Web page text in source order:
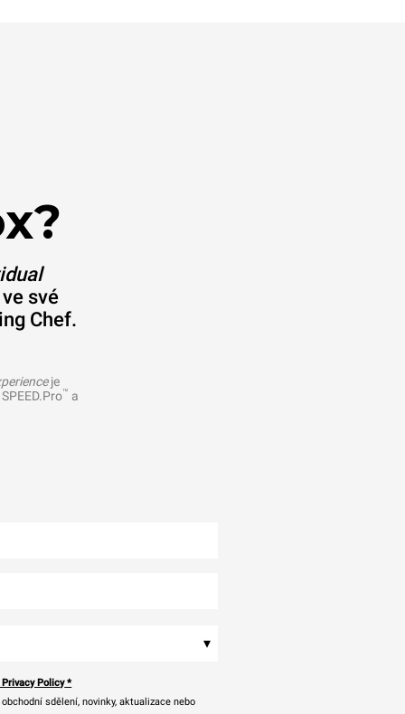
své
Chef.
je
SPEED.Pro™ a
▾
Privacy Policy*
sdělení, novinky, aktualizace nebo